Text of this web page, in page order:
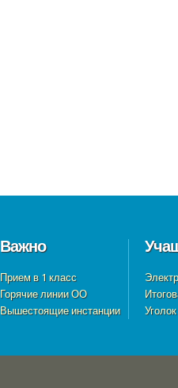
Важно
Прием в 1 класс
Горячие линии ОО
Вышестоящие инстанции